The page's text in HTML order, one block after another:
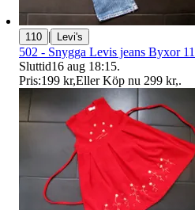
110 | Levi's
502 - Snygga Levis jeans Byxor
Sluttid16 aug 18:15.
Pris:199 kr,Eller Köp nu 299 kr,.